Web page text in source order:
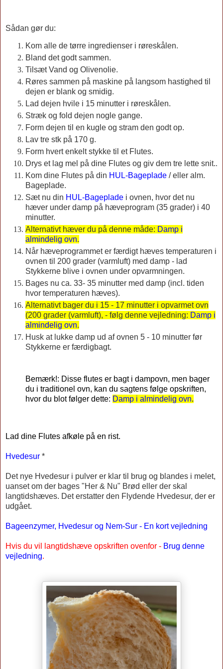
Sådan gør du:
Kom alle de tørre ingredienser i røreskålen.
Bland det godt sammen.
Tilsæt Vand og Olivenolie.
Røres sammen på maskine på langsom hastighed til
dejen er blank og smidig.
Lad dejen hvile i 15 minutter i røreskålen.
Stræk og fold dejen nogle gange.
Form dejen til en kugle og stram den godt op.
Lav tre stk på 170 g.
Form hvert enkelt stykke til et Flutes.
Drys et lag mel på dine Flutes og giv dem tre lette snit..
Kom dine Flutes på din HUL-Bageplade / eller alm.
Bageplade.
Sæt nu din HUL-Bageplade i ovnen, hvor det nu
hæver under damp på hæveprogram (35 grader) i 40
minutter.
Alternativt hæver du på denne måde: Damp i
almindelig ovn.
Når hæveprogrammet er færdigt hæves temperaturen i
ovnen til 200 grader (varmluft) med damp - lad
Stykkerne blive i ovnen under opvarmningen.
Bages nu ca. 33- 35 minutter med damp (incl. tiden
hvor temperaturen hæves).
Alternativt bager du i 15 - 17 minutter i opvarmet ovn
(200 grader (varmluft), - følg denne vejledning: Damp i
almindelig ovn.
Husk at lukke damp ud af ovnen 5 - 10 minutter før
Stykkerne er færdigbagt.
Bemærk!: Disse flutes er bagt i dampovn, men bager
du i traditionel ovn, kan du sagtens følge opskriften,
hvor du blot følger dette: Damp i almindelig ovn.
Lad dine Flutes afkøle på en rist.
Hvedesur *
Det nye Hvedesur i pulver er klar til brug og blandes i melet,
uanset om der bages "Her & Nu" Brød eller der skal
langtidshæves. Det erstatter den Flydende Hvedesur, der er
udgået.
Bageenzymer, Hvedesur og Nem-Sur - En kort vejledning
Hvis du vil langtidshæve opskriften ovenfor - Brug denne
vejledning.